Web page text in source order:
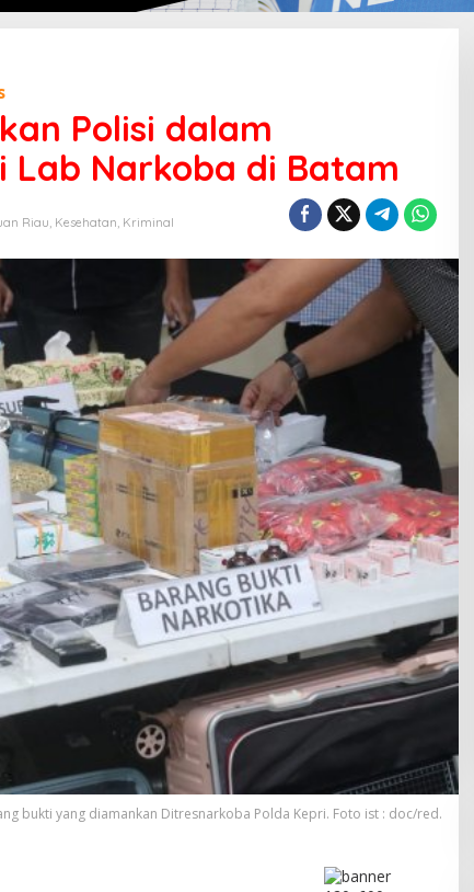
Polisi dalam
Lab Narkoba di Batam
Riau Kesehatan Kriminal
bukti yang diamankan Ditresnarkoba Polda Kepri. Foto ist : doc/red.